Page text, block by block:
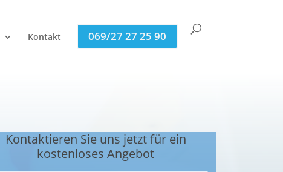
Kontakt 069/27 27 25 90
Kontaktieren Sie uns jetzt für ein
kostenloses Angebot